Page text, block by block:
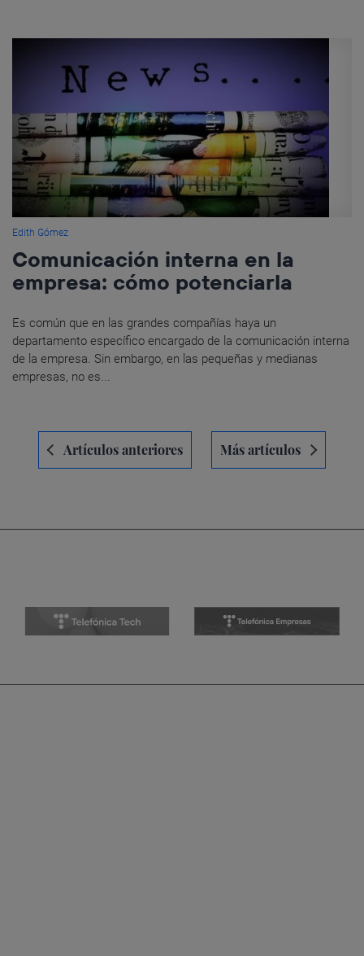
Edith Gómez
Comunicación interna en la
empresa: cómo potenciarla
Es común que en las grandes compañías haya un
departamento específico encargado de la comunicación interna
de la empresa. Sin embargo, en las pequeñas y medianas
empresas, no es...
Navegación
entradas
Artículos anteriores Más artículos